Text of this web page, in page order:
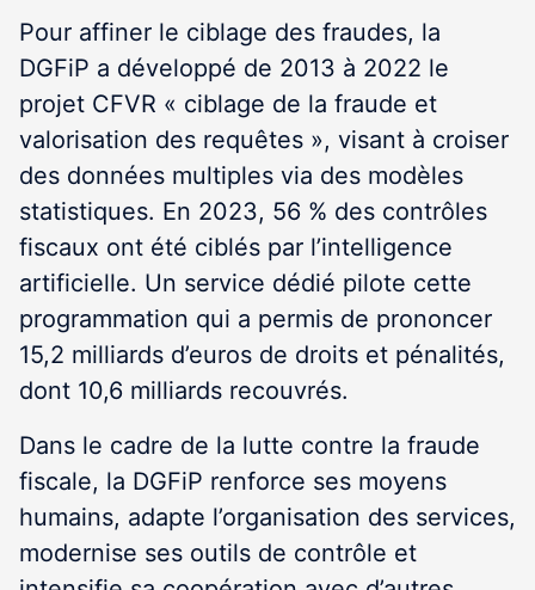
Pour affiner le ciblage des fraudes, la
DGFiP a développé de 2013 à 2022 le
projet CFVR « ciblage de la fraude et
valorisation des requêtes », visant à croiser
des données multiples via des modèles
statistiques. En 2023, 56 % des contrôles
fiscaux ont été ciblés par l’intelligence
artificielle. Un service dédié pilote cette
programmation qui a permis de prononcer
15,2 milliards d’euros de droits et pénalités,
dont 10,6 milliards recouvrés.
Dans le cadre de la lutte contre la fraude
fiscale, la DGFiP renforce ses moyens
humains, adapte l’organisation des services,
modernise ses outils de contrôle et